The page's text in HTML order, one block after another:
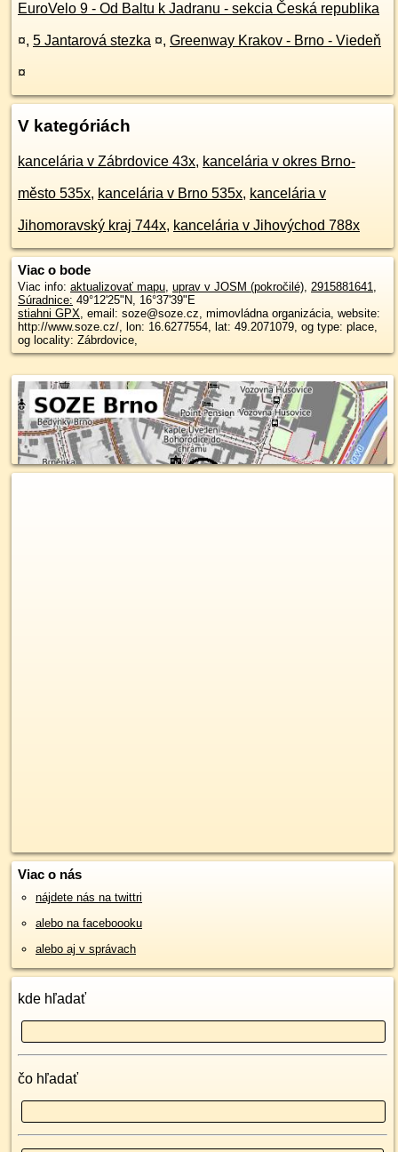
EuroVelo 9 - Od Baltu k Jadranu - sekcia Česká republika
¤, 5 Jantarová stezka ¤, Greenway Krakov - Brno - Viedeň
¤
V kategóriách
kancelária v Zábrdovice 43x, kancelária v okres Brno-
město 535x, kancelária v Brno 535x, kancelária v
Jihomoravský kraj 744x, kancelária v Jihovýchod 788x
Viac o bode
Viac info: aktualizovať mapu, uprav v JOSM (pokročilé), 2915881641,
Súradnice: 49°12'25"N, 16°37'39"E
stiahni GPX, email: soze@soze.cz, mimovládna organizácia, website:
http://www.soze.cz/, lon: 16.6277554, lat: 49.2071079, og type: place,
og locality: Zábrdovice,
Viac o nás
nájdete nás na twittri
alebo na faceboooku
alebo aj v správach
kde hľadať
čo hľadať